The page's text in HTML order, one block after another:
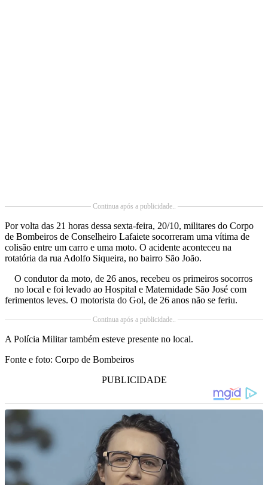
Continua após a publicidade..
Por volta das 21 horas dessa sexta-feira, 20/10, militares do Corpo
de Bombeiros de Conselheiro Lafaiete socorreram uma vítima de
colisão entre um carro e uma moto. O acidente aconteceu na
rotatória da rua Adolfo Siqueira, no bairro São João.
O condutor da moto, de 26 anos, recebeu os primeiros socorros
no local e foi levado ao Hospital e Maternidade São José com
ferimentos leves. O motorista do Gol, de 26 anos não se feriu.
Continua após a publicidade..
A Polícia Militar também esteve presente no local.
Fonte e foto: Corpo de Bombeiros
PUBLICIDADE